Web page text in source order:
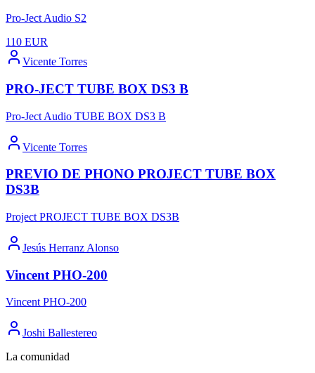
Pro-Ject Audio S2
110 EUR
Vicente Torres
PRO-JECT TUBE BOX DS3 B
Pro-Ject Audio TUBE BOX DS3 B
Vicente Torres
PREVIO DE PHONO PROJECT TUBE BOX
DS3B
Project PROJECT TUBE BOX DS3B
Jesús Herranz Alonso
Vincent PHO-200
Vincent PHO-200
Joshi Ballestereo
La comunidad